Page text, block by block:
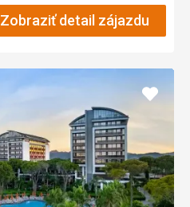
Zobraziť detail zájazdu
Pridať